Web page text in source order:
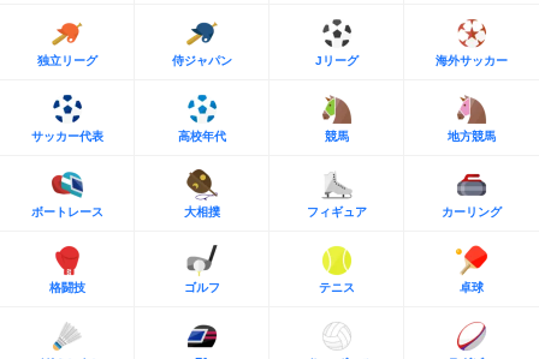
独立リーグ 侍ジャパン Jリーグ 海外サッカー
サッカー代表 高校年代 競馬 地方競馬
ボートレース 大相撲 フィギュア カーリング
格闘技 ゴルフ テニス 卓球